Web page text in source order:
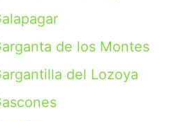
de los Montes
del Lozoya